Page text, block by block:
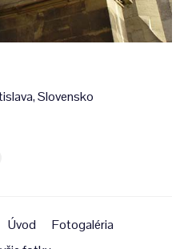
Slovensko
Úvod
Fotogaléria